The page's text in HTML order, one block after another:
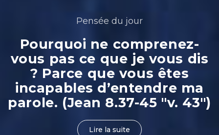
Pensée du jour
Pourquoi ne comprenez-
vous pas ce que je vous dis
? Parce que vous êtes
incapables d’entendre ma
parole. (Jean 8.37-45 "v. 43")
Lire la suite